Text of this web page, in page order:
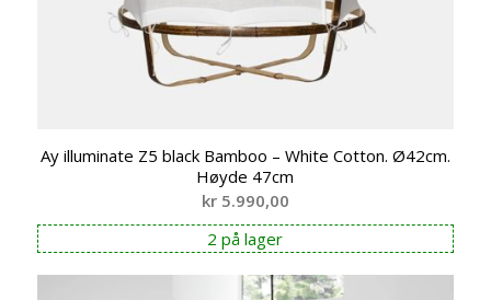
Ay illuminate Z5 black Bamboo – White Cotton. Ø42cm.
Høyde 47cm
kr5.990,00
2 på lager